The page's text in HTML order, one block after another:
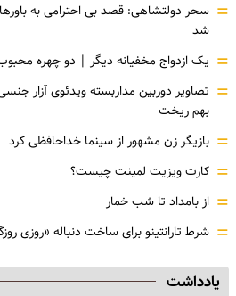
= سحر دولتشاهی: قصد بی احترامی به
شد
= یک ازدواج مخفیانه دیگر | دو چهره محبوب
= تصاویر دوربین مداربسته ویدئوی آزار
بهم ریخت
= بازیگر زن مشهور از سینما خداحافظی کرد
= کارت ویزیت لمینت چیست؟
= از بامداد تا شب خمار
= شرط تارانتینو برای ساخت دنباله «روزی
یادداشت